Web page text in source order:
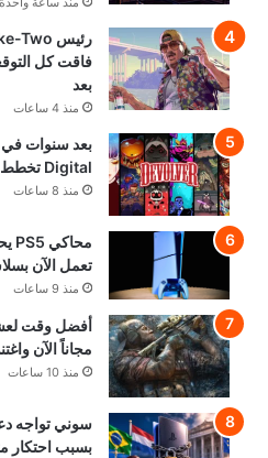
فاقت كل
بعد
منذ 4 ساعات
Digital تخطط للعودة إلى الملكية الخاصة
منذ 8 ساعات
تعمل الآن
منذ 9 ساعات
مجاناً الآن
منذ 10 ساعات
بسبب احتكار